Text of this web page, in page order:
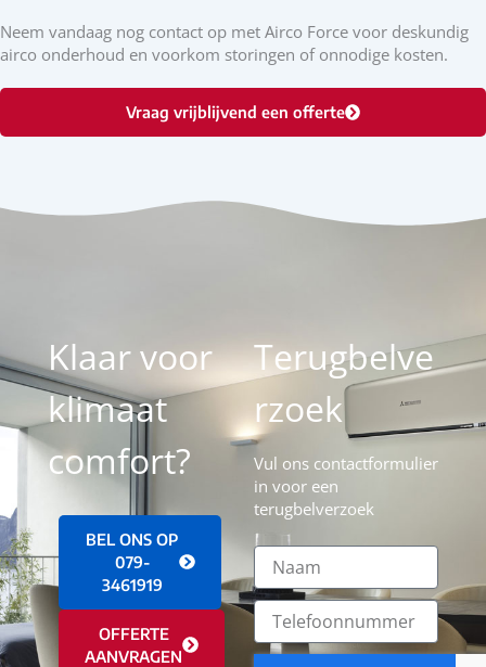
Neem vandaag nog contact op met Airco Force voor deskundig
airco onderhoud en voorkom storingen of onnodige kosten.
Vraag vrijblijvend een offerte
Klaar voor
klimaat
comfort?
BEL ONS OP
079-
3461919
OFFERTE
AANVRAGEN
Terugbelve
rzoek
Vul ons contactformulier
in voor een
terugbelverzoek